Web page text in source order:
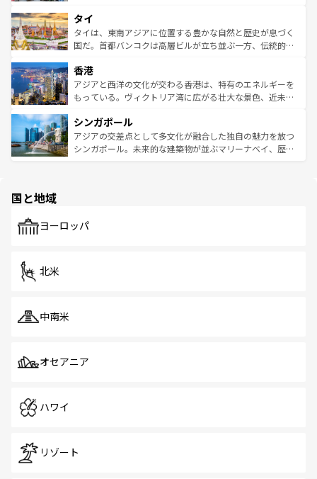
リティに包まれながら、韓国の多彩な魅力を心ゆくまで味
わってみてほしい。 なお、新着の韓国情報はコンテンツ一
覧を参照してほしい。
急速な発展と共に伝統が息づく。ハノイの古い町並みやホ
ーチミン市のフランス統治時代の建物も、独特の雰囲気を
醸し出している。また、バラエティの豊かさとおいしさで
とつ。フォーやバインミー、ベトナムコーヒーなどは、ぜ
ひ現地で味わいたい。どの地域を訪れてもあたたかい人々
が旅行者を迎えてくれるので、きっと忘れられない旅にな
参照してほしい。
タイ
タイは、東南アジアに位置する豊かな自然と歴史が息づく
国だ。首都バンコクは高層ビルが立ち並ぶ一方、伝統的な
の活気が交差している。北部ではチェンマイなどの山岳地
帯で自然と触れ合い、南部ではプーケットやクラビの美し
いビーチでリゾート気分を楽しむことができる。タイ料理
激する。気候は一年中温暖で、どの季節にも異なる楽しみ
が待っている。親しみやすいタイの人々、仏教を中心とし
た文化、そして多様な観光資源が、訪れる旅人を魅了し続
香港
アジアと西洋の文化が交わる香港は、特有のエネルギーを
もっている。ヴィクトリア湾に広がる壮大な景色、近未来
み、どこを訪れても感動するはず。観光スポットが密集し
ており、効率よく見どころを回れるのも魅力。息をのむよ
うな絶景から文化的な体験まで、香港を存分に楽しみ尽く
シンガポール
アジアの交差点として多文化が融合した独自の魅力を放つ
シンガポール。未来的な建築物が並ぶマリーナベイ、歴史
で、ホーカーズは地元の風情を楽しめる外せないスポット
国と地域
ヨーロッパ
北米
中南米
オセアニア
ハワイ
リゾート